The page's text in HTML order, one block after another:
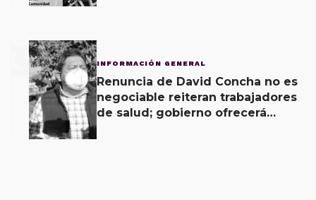
3 INFORMACIÓN GENERAL
Renuncia de David Concha no es
negociable reiteran trabajadores
de salud; gobierno ofrecerá